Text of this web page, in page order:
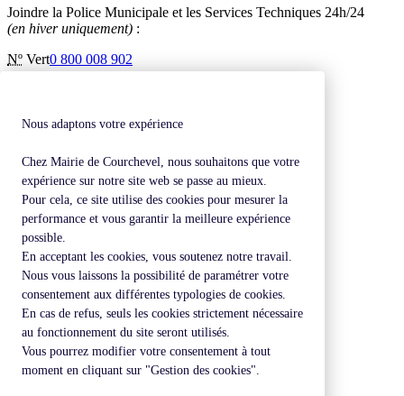
Nous adaptons votre expérience
Chez Mairie de Courchevel, nous souhaitons que votre
expérience sur notre site web se passe au mieux.
Pour cela, ce site utilise des cookies pour mesurer la
performance et vous garantir la meilleure expérience
possible.
En acceptant les cookies, vous soutenez notre travail.
Nous vous laissons la possibilité de paramétrer votre
consentement aux différentes typologies de cookies.
En cas de refus, seuls les cookies strictement nécessaire
au fonctionnement du site seront utilisés.
Vous pourrez modifier votre consentement à tout
moment en cliquant sur "Gestion des cookies".
Joindre la Police Municipale et les Services Techniques 24h/24
(en hiver uniquement) :
Nº Vert0 800 008 902
Mentions légales
Revenir en haut de page